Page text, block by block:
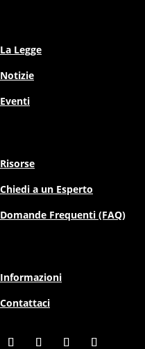
La Legge
Notizie
Eventi
Risorse
Chiedi a un Esperto
Domande Frequenti (FAQ)
Informazioni
Contattaci